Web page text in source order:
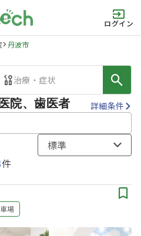
ログイン
丹波市
治療・症状
院、歯医者 詳細条件
件
標準
場